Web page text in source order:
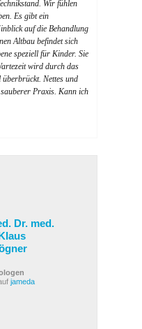
Wir fühlen
Es gibt ein
auf die Behandlung
Altbau befindet sich
speziell für Kinder. Sie
wird durch das
Nettes und
Praxis. Kann ich
Dr. med.
jameda